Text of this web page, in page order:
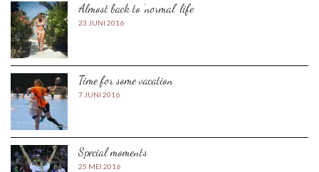
Almost back to ‘normal’ life
23 JUNI 2016
Time for some vacation
7 JUNI 2016
Special moments
25 MEI 2016